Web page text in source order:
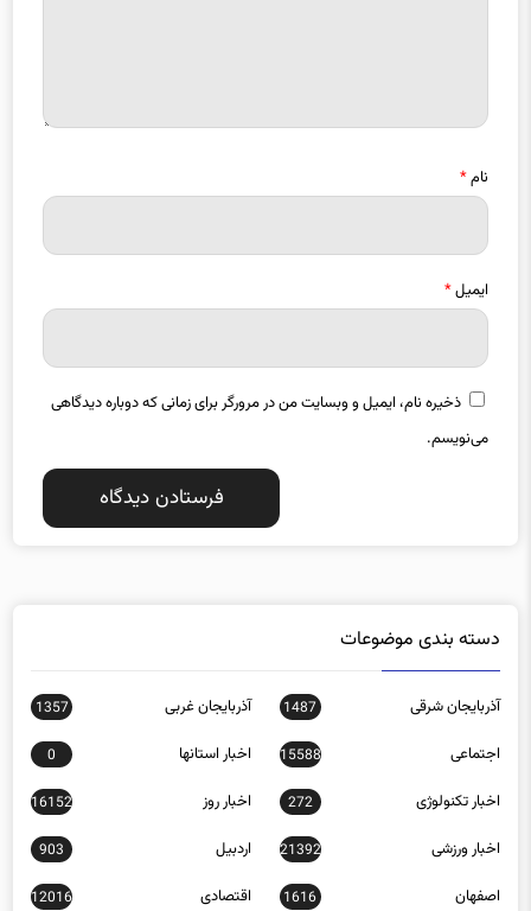
نام*
ایمیل*
ذخیره نام، ایمیل و وبسایت من در مرورگر برای زمانی که دوباره دیدگاهی
می‌نویسم.
دسته بندی موضوعات
آذربایجان شرقی 1487 آذربایجان غربی 1357
اجتماعی 15588 اخبار استانها 0
اخبار تکنولوژی 272 اخبار روز 16152
اخبار ورزشی 21392 اردبیل 903
اصفهان 1616 اقتصادی 12016